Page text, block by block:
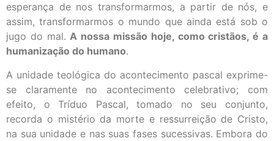
esperança de nos transformarmos, a partir de nós, e
assim, transformarmos o mundo que ainda está sob o
jugo do mal.A nossa missão hoje, como cristãos, é a
humanização do humano.
A unidade teológica do acontecimento pascal exprime-
se claramente no acontecimento celebrativo; com
efeito, o Tríduo Pascal, tomado no seu conjunto,
recorda o mistério da morte e ressurreição de Cristo,
na sua unidade e nas suas fases sucessivas. Embora do